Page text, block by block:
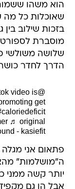
הוא משהו
שאוכלות כל מה
בזכות שילוב
מוסברת
שלושה משולשי
הדרך לחדר
@kasiefit
video is
get
♬ original
- kasiefit
פתאום אני מגלה
ה"מושלמות"
יותר קשה ממני
אבל הן גם